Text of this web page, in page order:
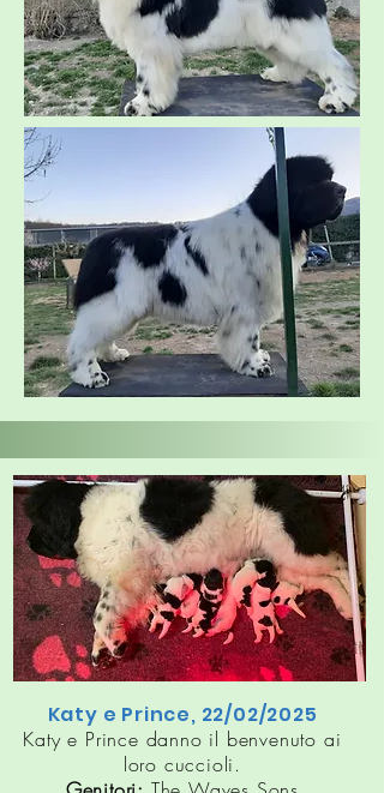
Katy e Prince, 22/02/2025
Katy e Prince danno il benvenuto ai
loro cuccioli.